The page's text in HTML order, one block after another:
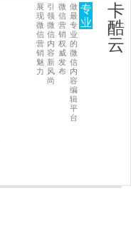
展
现
微
信
营
销
魅
力
引
领
微
信
内
容
新
风
尚
微
信
营
销
权
威
发
布
做
最
专
业
的
微
信
内
容
编
辑
平
台
专
业
卡
酷
云